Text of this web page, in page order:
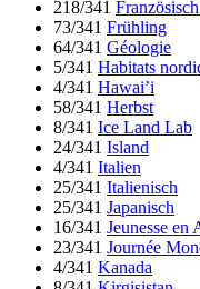
218/341
73/341 Frühling
64/341 Géologie
5/341 Habitats
4/341 Hawai’i
58/341 Herbst
8/341 Ice Land Lab
24/341 Island
4/341 Italien
25/341 Italienisch
25/341 Japanisch
16/341 Jeunesse en
23/341 Journée
4/341 Kanada